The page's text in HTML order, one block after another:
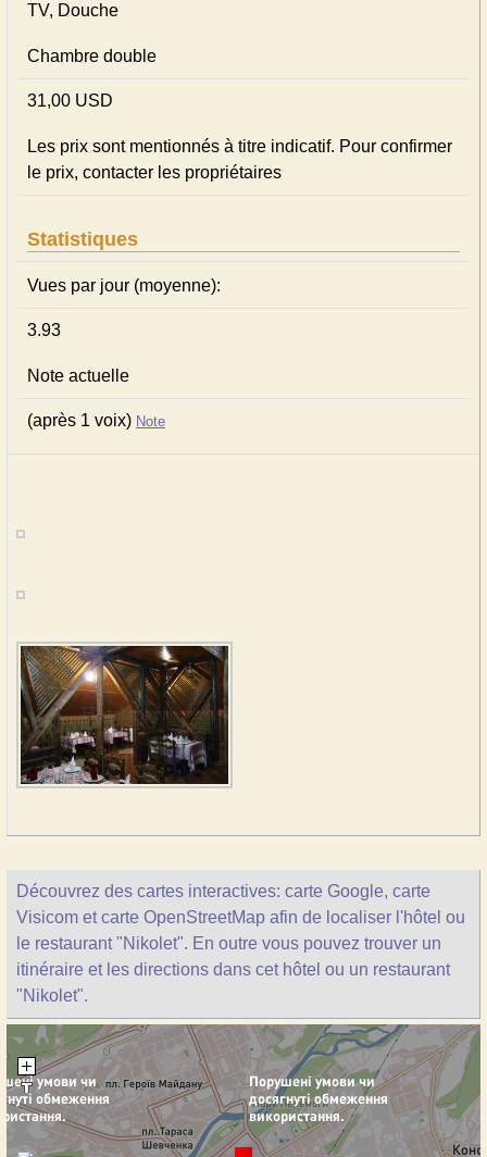
TV, Douche
Chambre double
31,00 USD
Les prix sont mentionnés à titre indicatif. Pour confirmer
le prix, contacter les propriétaires
Statistiques
Vues par jour (moyenne):
3.93
Note actuelle
(après 1 voix) Note
Découvrez des cartes interactives: carte Google, carte
Visicom et carte OpenStreetMap afin de localiser l'hôtel ou
le restaurant "Nikolet". En outre vous pouvez trouver un
itinéraire et les directions dans cet hôtel ou un restaurant
"Nikolet".